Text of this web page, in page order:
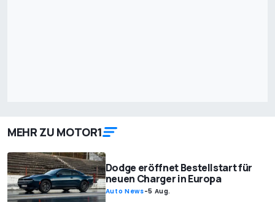
MEHR ZU MOTOR1
Dodge eröffnet Bestellstart für
neuen Charger in Europa
Auto News-5 Aug.